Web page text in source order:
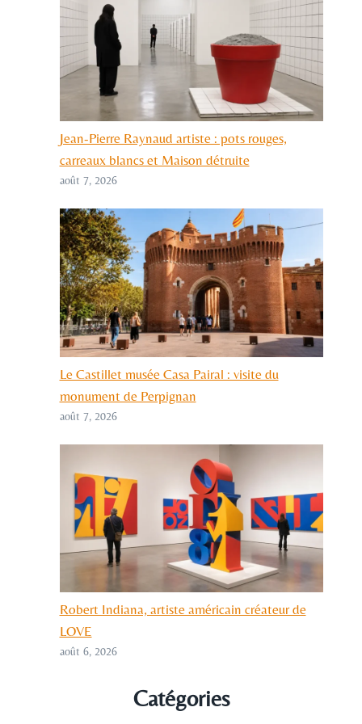
Jean-Pierre Raynaud artiste : pots rouges,
carreaux blancs et Maison détruite
août 7, 2026
Le Castillet musée Casa Pairal : visite du
monument de Perpignan
août 7, 2026
Robert Indiana, artiste américain créateur de
LOVE
août 6, 2026
Catégories